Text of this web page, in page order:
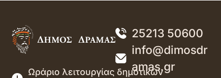
25213 50600
info@dimosdr
amas.gr
Ωράριο λειτουργίας δημοτικών